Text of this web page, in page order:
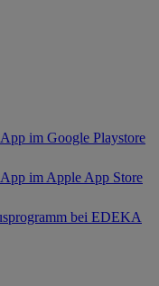
im Google Playstore
im Apple App Store
bei EDEKA